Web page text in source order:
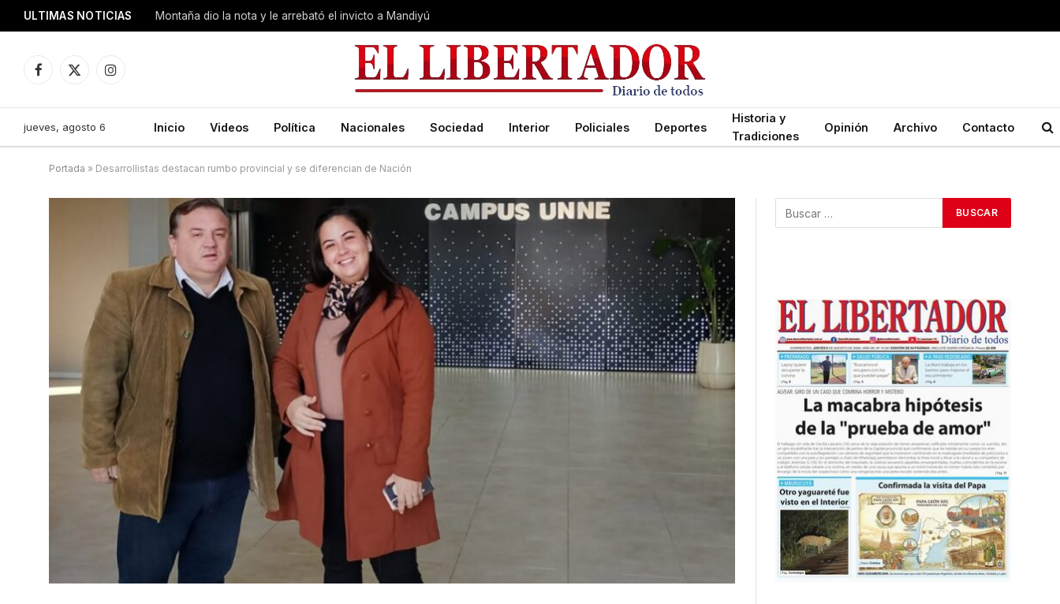
ULTIMAS NOTICIAS Montaña dio la nota y le arrebató el invicto a Mandiyú
Facebook
X
Instagram
jueves, agosto 6 Inicio Videos Política Nacionales Sociedad Interior Policiales Deportes
Historia y
Tradiciones
Opinión Archivo Contacto
Portada » Desarrollistas destacan rumbo provincial y se diferencian de Nación